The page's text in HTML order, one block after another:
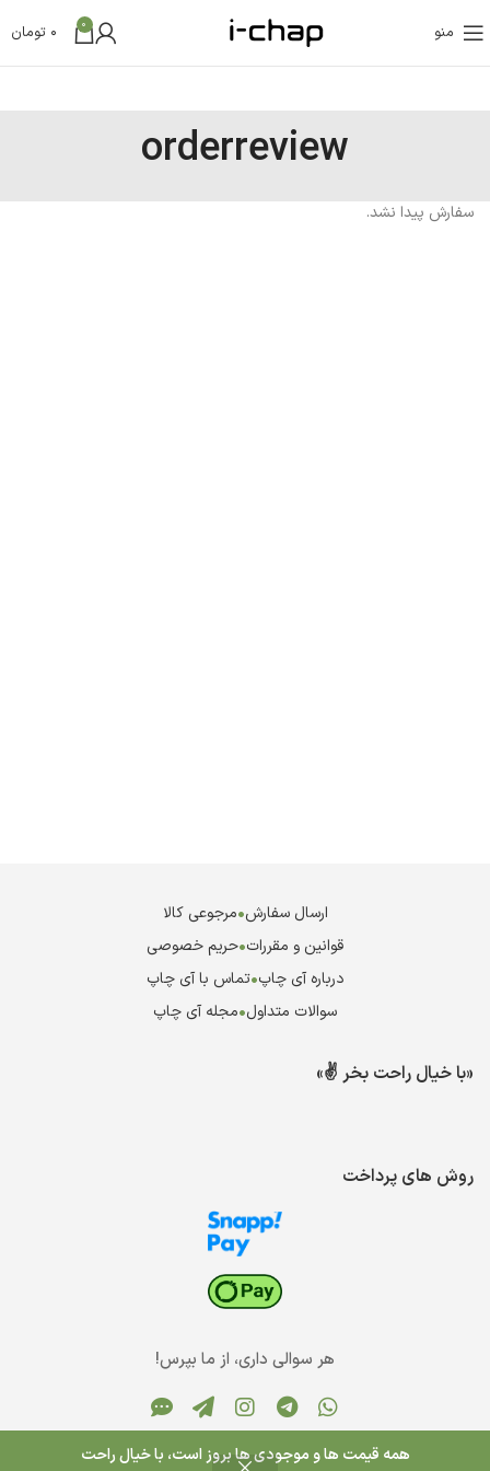
همه قیمت ها و موجودی ها بروز است، با خیال راحت
منو 0
0 تومان
orderreview
سفارش پیدا نشد.
ارسال سفارش•مرجوعی کالا
قوانین و مقررات•حریم خصوصی
درباره آی چاپ•تماس با آی چاپ
سوالات متداول•مجله آی چاپ
«با خیال راحت بخر ✌️»
روش های پرداخت
هر سوالی داری، از ما بپرس!